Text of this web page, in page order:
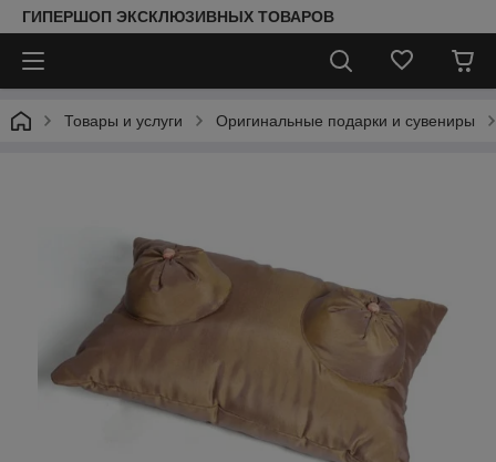
ГИПЕРШОП ЭКСКЛЮЗИВНЫХ ТОВАРОВ
Товары и услуги Оригинальные подарки и сувениры